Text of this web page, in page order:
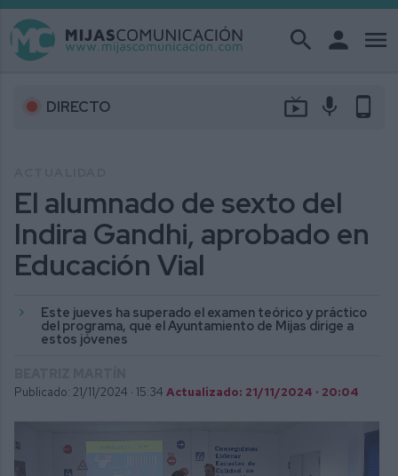
search person menu
DIRECTO live_tv mic phone_android
El alumnado de sexto del
Indira Gandhi, aprobado en
Educación Vial
Este jueves ha superado el examen teórico y práctico
del programa, que el Ayuntamiento de Mijas dirige a
estos jóvenes
Publicado: 21/11/2024 · 15:34 Actualizado: 21/11/2024 · 20:04